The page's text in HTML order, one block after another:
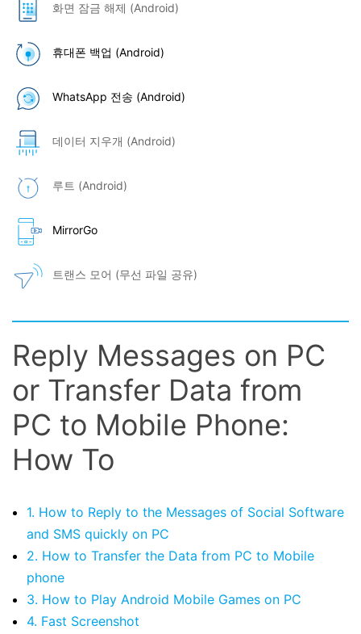
화면 잠금 해제 (Android)
휴대폰 백업 (Android)
WhatsApp 전송 (Android)
데이터 지우개 (Android)
루트 (Android)
MirrorGo
트랜스 모어 (무선 파일 공유)
Reply Messages on PC
or Transfer Data from
PC to Mobile Phone:
How To
1. How to Reply to the Messages of Social Software
and SMS quickly on PC
2. How to Transfer the Data from PC to Mobile
phone
3. How to Play Android Mobile Games on PC
4. Fast Screenshot